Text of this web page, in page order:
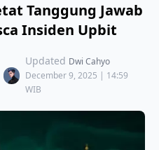
Tanggung Jawab
Insiden Upbit
Updated Dwi Cahyo
December 9, 2025 | 14:59
WIB